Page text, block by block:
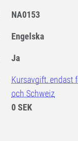
NA0153
Engelska
Ja
Kursavgift, endast
och Schweiz
0 SEK